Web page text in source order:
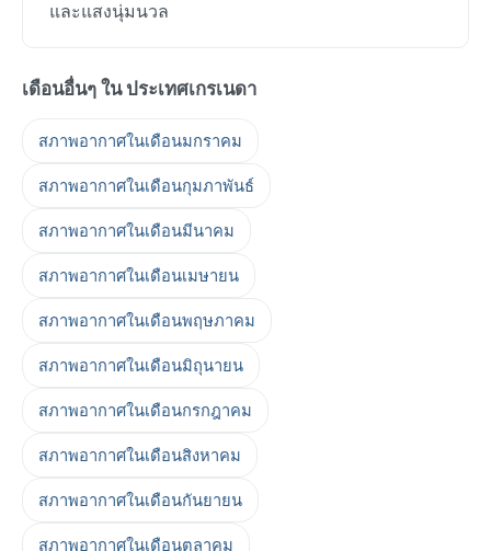
และแสงนุ่มนวล
เดือนอื่นๆ ใน ประเทศเกรเนดา
สภาพอากาศในเดือนมกราคม
สภาพอากาศในเดือนกุมภาพันธ์
สภาพอากาศในเดือนมีนาคม
สภาพอากาศในเดือนเมษายน
สภาพอากาศในเดือนพฤษภาคม
สภาพอากาศในเดือนมิถุนายน
สภาพอากาศในเดือนกรกฎาคม
สภาพอากาศในเดือนสิงหาคม
สภาพอากาศในเดือนกันยายน
สภาพอากาศในเดือนตุลาคม